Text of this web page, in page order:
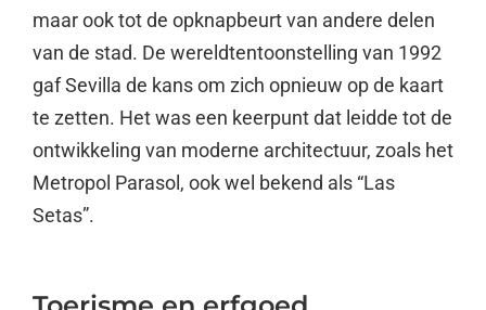
maar ook tot de opknapbeurt van andere delen
van de stad. De wereldtentoonstelling van 1992
gaf Sevilla de kans om zich opnieuw op de kaart
te zetten. Het was een keerpunt dat leidde tot de
ontwikkeling van moderne architectuur, zoals het
Metropol Parasol, ook wel bekend als “Las
Setas”.